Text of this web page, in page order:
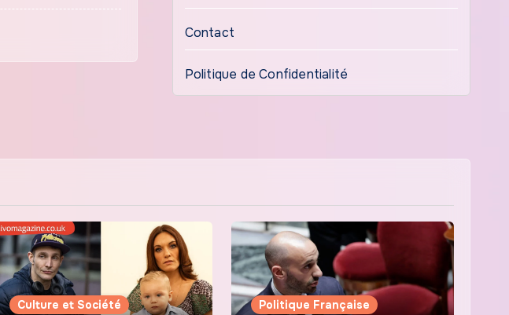
Contact
Politique de Confidentialité
Culture et Société Politique Française